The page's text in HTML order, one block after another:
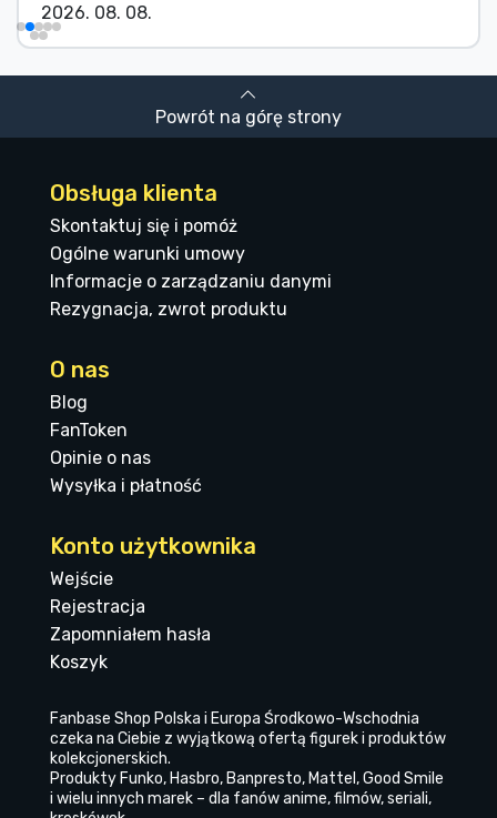
2026. 08. 08.
Powrót na górę strony
Obsługa klienta
Skontaktuj się i pomóż
Ogólne warunki umowy
Informacje o zarządzaniu danymi
Rezygnacja, zwrot produktu
O nas
Blog
FanToken
Opinie o nas
Wysyłka i płatność
Konto użytkownika
Wejście
Rejestracja
Zapomniałem hasła
Koszyk
Fanbase Shop Polska i Europa Środkowo-Wschodnia
czeka na Ciebie z wyjątkową ofertą figurek i produktów
kolekcjonerskich.
Produkty Funko, Hasbro, Banpresto, Mattel, Good Smile
i wielu innych marek – dla fanów anime, filmów, seriali,